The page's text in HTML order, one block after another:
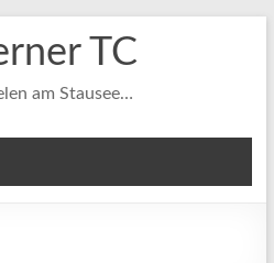
TC
am Stausee…